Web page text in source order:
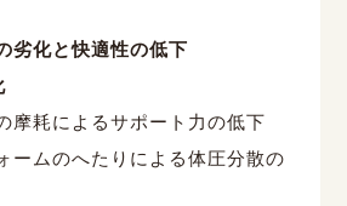
劣化と快適性の低下
摩耗によるサポート力の低下
ームのへたりによる体圧分散の